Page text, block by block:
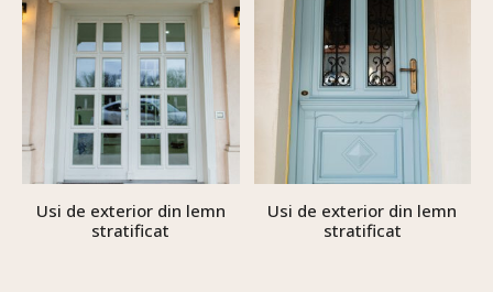
Usi de exterior din lemn
stratificat
Usi de exterior din lemn
stratificat